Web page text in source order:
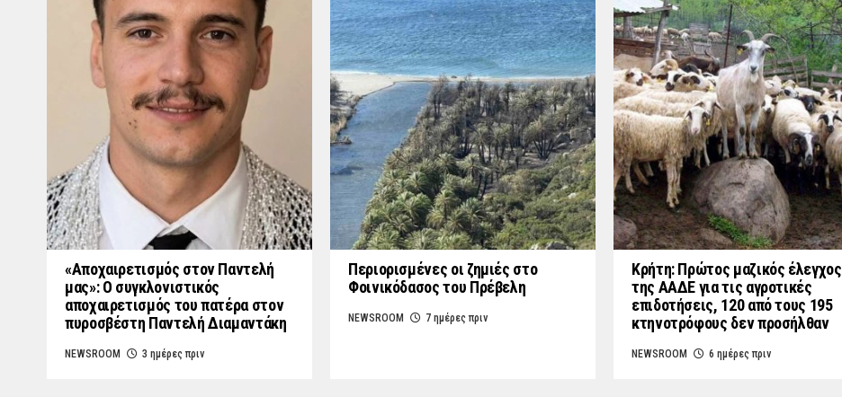
«Aποχαιρετισμός στον Παντελή
μας»: Ο συγκλονιστικός
αποχαιρετισμός του πατέρα στον
πυροσβέστη Παντελή Διαμαντάκη
NEWSROOM 3 ημέρες πριν
Περιορισμένες οι ζημιές στο
Φοινικόδασος του Πρέβελη
NEWSROOM 7 ημέρες πριν
Κρήτη: Πρώτος μαζικός έλεγχος
της ΑΑΔΕ για τις αγροτικές
επιδοτήσεις, 120 από τους 195
κτηνοτρόφους δεν προσήλθαν
NEWSROOM 6 ημέρες πριν